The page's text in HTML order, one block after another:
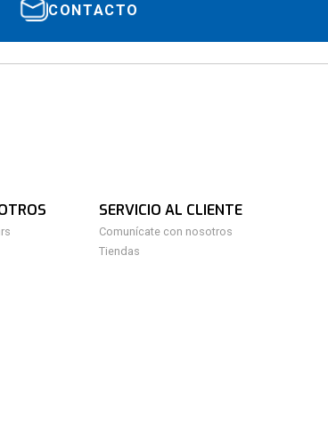
CONTACTO
SERVICIO AL CLIENTE
Comunícate con nosotros
Tiendas